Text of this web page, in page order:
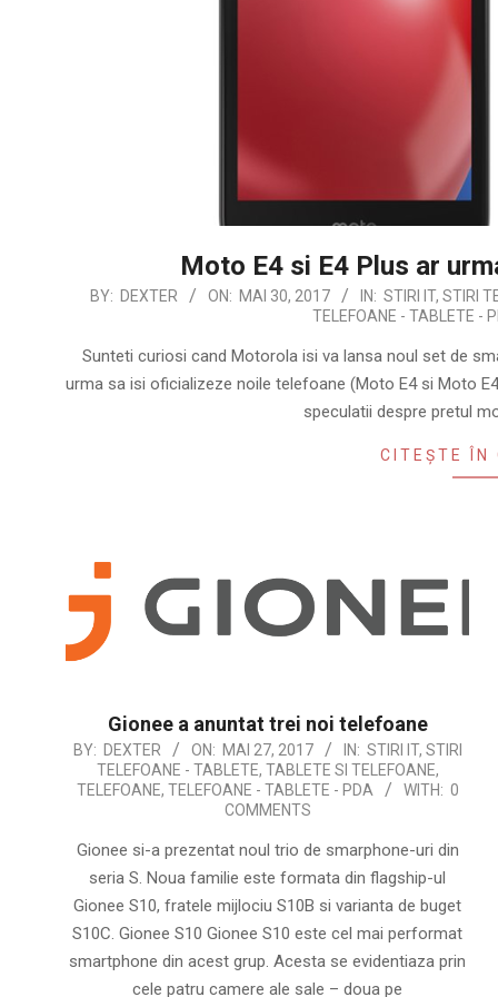
Moto E4 si E4 Plus ar
2017-
BY: DEXTER ON: MAI 30, 2017 IN: STIRI IT, STIRI
TELEFOANE - TABLETE -
Sunteti curiosi cand Motorola isi va lansa noul set de
urma sa isi oficializeze noile telefoane (Moto E4 si Moto
speculatii despre pretul
CITEȘTE ÎN
Gionee a anuntat trei noi telefoane
2017-
BY: DEXTER ON: MAI 27, 2017 IN: STIRI IT, STIRI
TELEFOANE - TABLETE, TABLETE SI TELEFOANE,
TELEFOANE, TELEFOANE - TABLETE - PDA WITH: 0
COMMENTS
Gionee si-a prezentat noul trio de smarphone-uri din
seria S. Noua familie este formata din flagship-ul
Gionee S10, fratele mijlociu S10B si varianta de buget
S10C. Gionee S10 Gionee S10 este cel mai performat
smartphone din acest grup. Acesta se evidentiaza prin
cele patru camere ale sale – doua pe